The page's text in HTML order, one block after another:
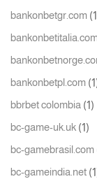
bankonbetgr.com
bankonbetpl.com
bbrbet colombia (1)
bc-game-uk.uk (1)
bc-gamebrasil.com
bc-gameindia.net